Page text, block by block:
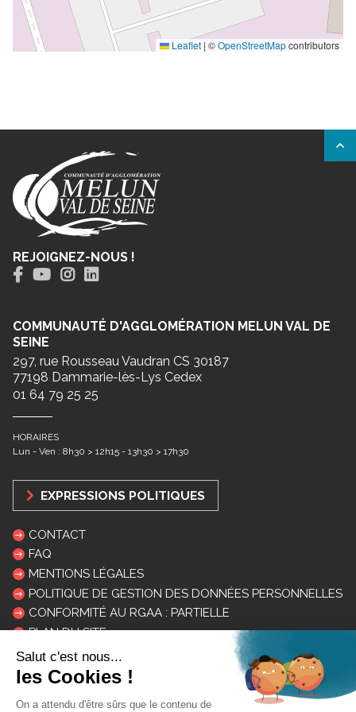
Leaflet | ©OpenStreetMapcontributors
REJOIGNEZ-NOUS !
COMMUNAUTÉ D'AGGLOMÉRATION MELUN VAL DE
SEINE
297, rue Rousseau Vaudran CS 30187
77198 Dammarie-lès-Lys Cedex
01 64 79 25 25
HORAIRES
Lun - Ven : 8h30 > 12h15 - 13h30 > 17h30
EXPRESSIONS POLITIQUES
CONTACT
FAQ
MENTIONS LÉGALES
POLITIQUE DE GESTION DES DONNÉES PERSONNELLES
CONFORMITÉ AU RGAA : PARTIELLE
PLAN DU SITE
LOGOS ET CHARTE